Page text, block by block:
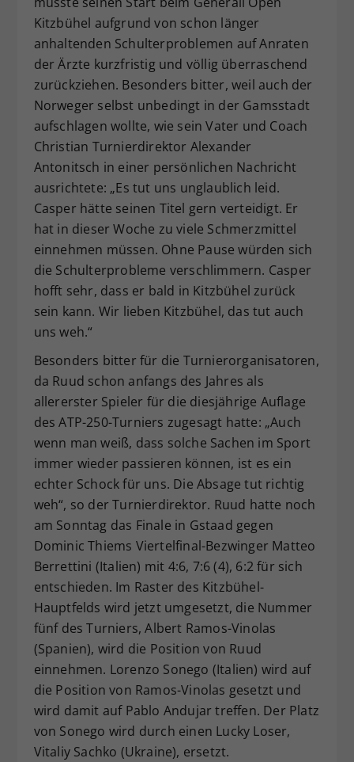
Kitzbühel aufgrund von schon länger
anhaltenden Schulterproblemen auf Anraten
der Ärzte kurzfristig und völlig überraschend
zurückziehen. Besonders bitter, weil auch der
Norweger selbst unbedingt in der Gamsstadt
aufschlagen wollte, wie sein Vater und Coach
Christian Turnierdirektor Alexander
Antonitsch in einer persönlichen Nachricht
ausrichtete: „Es tut uns unglaublich leid.
Casper hätte seinen Titel gern verteidigt. Er
hat in dieser Woche zu viele Schmerzmittel
einnehmen müssen. Ohne Pause würden sich
die Schulterprobleme verschlimmern. Casper
hofft sehr, dass er bald in Kitzbühel zurück
sein kann. Wir lieben Kitzbühel, das tut auch
uns weh.“
Besonders bitter für die Turnierorganisatoren,
da Ruud schon anfangs des Jahres als
allererster Spieler für die diesjährige Auflage
des ATP-250-Turniers zugesagt hatte: „Auch
wenn man weiß, dass solche Sachen im Sport
immer wieder passieren können, ist es ein
echter Schock für uns. Die Absage tut richtig
weh“, so der Turnierdirektor. Ruud hatte noch
am Sonntag das Finale in Gstaad gegen
Dominic Thiems Viertelfinal-Bezwinger Matteo
Berrettini (Italien) mit 4:6, 7:6 (4), 6:2 für sich
entschieden. Im Raster des Kitzbühel-
Hauptfelds wird jetzt umgesetzt, die Nummer
fünf des Turniers, Albert Ramos-Vinolas
(Spanien), wird die Position von Ruud
einnehmen. Lorenzo Sonego (Italien) wird auf
die Position von Ramos-Vinolas gesetzt und
wird damit auf Pablo Andujar treffen. Der Platz
von Sonego wird durch einen Lucky Loser,
Vitaliy Sachko (Ukraine), ersetzt.
Zweck
Dieser Wert speichert Ihre Consent-
Einstellungen. Unter anderem eine
zufällig generierte ID, für die
historische Speicherung Ihrer
vorgenommen Einstellungen, falls der
Webseiten-Betreiber dies eingestellt
hat.